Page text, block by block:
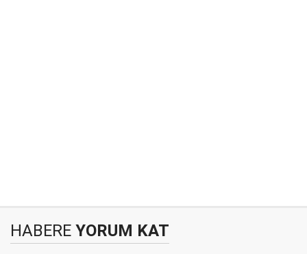
HABERE YORUM KAT